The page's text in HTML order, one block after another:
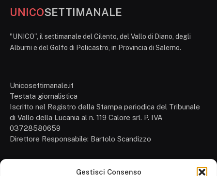
Gestisci Consenso
UNICOSETTIMANALE
"UNICO”, il settimanale del Cilento, del Vallo di Diano, degli
Alburni e del Golfo di Policastro, in Provincia di Salerno.
Unicosettimanale.it
Testata giornalistica
Iscritto nel Registro della Stampa periodica del Tribunale
di Vallo della Lucania al n. 119 Calore srl. P. IVA
03728580659
Direttore Responsabile: Bartolo Scandizzo